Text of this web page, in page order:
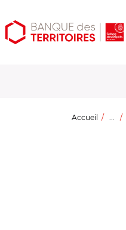
Aller
au
Aller
au
Ouvrir
les
Accueil ...